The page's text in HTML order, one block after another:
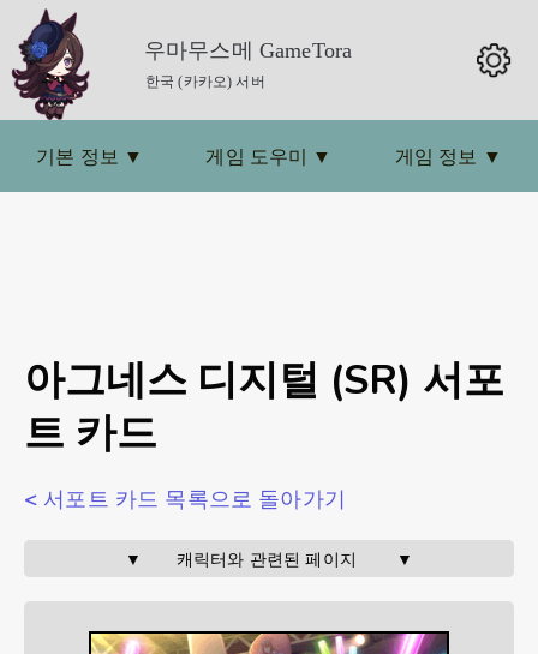
우마무스메 GameTora
한국 (카카오) 서버
기본 정보 ▼ 게임 도우미 ▼ 게임 정보 ▼
아그네스 디지털 (SR) 서포
트 카드
< 서포트 카드 목록으로 돌아가기
▼       캐릭터와 관련된 페이지        ▼